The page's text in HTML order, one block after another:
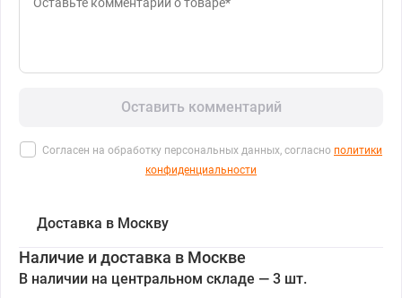
Оставить комментарий
Согласен на обработку персональных данных, согласно политики
конфиденциальности
Доставка в Москву
Наличие и доставка в Москве
В наличии на центральном складе — 3 шт.